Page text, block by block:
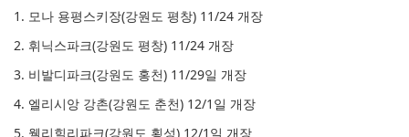
1. 모나 용평스키장(강원도 평창) 11/24 개장
2. 휘닉스파크(강원도 평창) 11/24 개장
3. 비발디파크(강원도 홍천) 11/29일 개장
4. 엘리시앙 강촌(강원도 춘천) 12/1일 개장
5. 웰리힐리파크(강원도 횡성) 12/1일 개장